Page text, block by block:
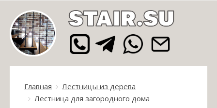
Главная
Лестницы из дерева
Лестница для загородного дома